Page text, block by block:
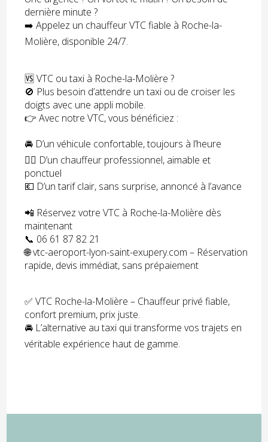
dernière minute ?
➡️ Appelez un chauffeur VTC fiable à Roche-la-
Molière, disponible 24/7.
🆚 VTC ou taxi à Roche-la-Molière ?
🚫 Plus besoin d’attendre un taxi ou de croiser les
doigts avec une appli mobile.
👉 Avec notre VTC, vous bénéficiez :
🚘 D’un véhicule confortable, toujours à l’heure
🧑‍✈️ D’un chauffeur professionnel, aimable et
ponctuel
💶 D’un tarif clair, sans surprise, annoncé à l’avance
📲 Réservez votre VTC à Roche-la-Molière dès
maintenant
📞 06 61 87 82 21
🌐 vtc-aeroport-lyon-saint-exupery.com – Réservation
rapide, devis immédiat, sans prépaiement
✅ VTC Roche-la-Molière – Chauffeur privé fiable,
confort premium, prix juste.
🚘 L’alternative au taxi qui transforme vos trajets en
véritable expérience haut de gamme.